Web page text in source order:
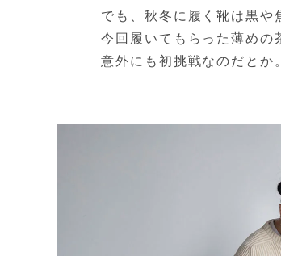
でも、秋冬に履く靴は黒や
今回履いてもらった薄めの
意外にも初挑戦なのだとか